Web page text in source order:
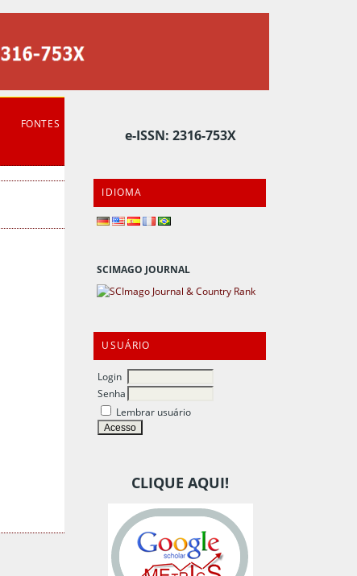
e-ISSN: 2316-753X
IDIOMA
SCIMAGO JOURNAL
USUÁRIO
Login
Senha
Lembrar usuário
CLIQUE AQUI!
FONTES